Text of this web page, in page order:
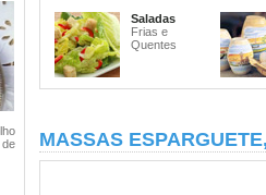
Saladas
Frias e
Quentes
MASSAS